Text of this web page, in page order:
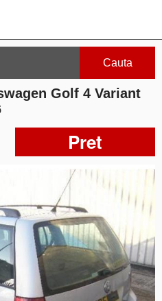
Cauta
Golf 4 Variant
Pret